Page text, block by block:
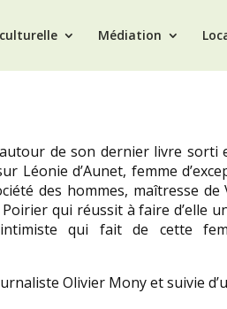
Médiation
autour de son dernier livre sorti
Léonie d’Aunet, femme
des hommes, maîtresse
qui réussit à faire d’elle
qui fait de cette
Olivier Mony et suivie